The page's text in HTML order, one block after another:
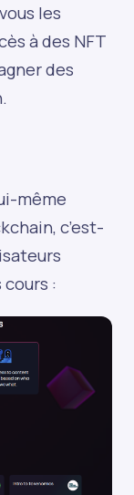
les
à des NFT
des
même
c’est-
: